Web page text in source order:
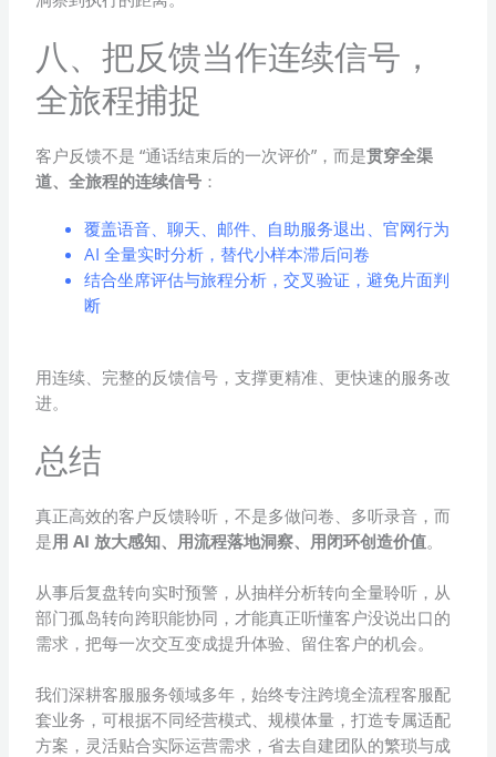
八、把反馈当作连续信号，
全旅程捕捉
客户反馈不是 “通话结束后的一次评价”，而是贯穿全渠
道、全旅程的连续信号 ：
覆盖语音、聊天、邮件、自助服务退出、官网行为
AI 全量实时分析，替代小样本滞后问卷
结合坐席评估与旅程分析，交叉验证，避免片面判
断
用连续、完整的反馈信号，支撑更精准、更快速的服务改
进。
总结
真正高效的客户反馈聆听，不是多做问卷、多听录音，而
是用 AI 放大感知、用流程落地洞察、用闭环创造价值。
从事后复盘转向实时预警，从抽样分析转向全量聆听，从
部门孤岛转向跨职能协同，才能真正听懂客户没说出口的
需求，把每一次交互变成提升体验、留住客户的机会。
我们深耕客服服务领域多年，始终专注跨境全流程客服配
套业务，可根据不同经营模式、规模体量，打造专属适配
方案，灵活贴合实际运营需求，省去自建团队的繁琐与成